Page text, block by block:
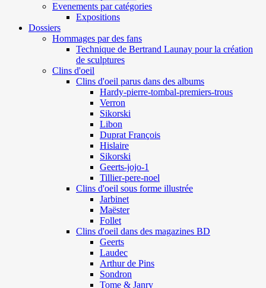
Evenements par catégories
Expositions
Dossiers
Hommages par des fans
Technique de Bertrand Launay pour la création
de sculptures
Clins d'oeil
Clins d'oeil parus dans des albums
Hardy-pierre-tombal-premiers-trous
Verron
Sikorski
Libon
Duprat François
Hislaire
Sikorski
Geerts-jojo-1
Tillier-pere-noel
Clins d'oeil sous forme illustrée
Jarbinet
Maëster
Follet
Clins d'oeil dans des magazines BD
Geerts
Laudec
Arthur de Pins
Sondron
Tome & Janry